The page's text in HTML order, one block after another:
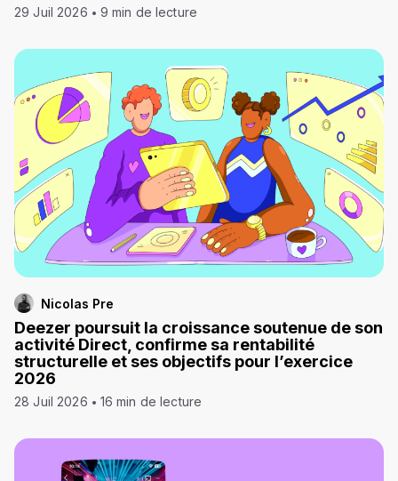
29 Juil 2026 9 min de lecture
Nicolas Pre
Deezer poursuit la croissance soutenue de son
activité Direct, confirme sa rentabilité
structurelle et ses objectifs pour l’exercice
2026
28 Juil 2026 16 min de lecture